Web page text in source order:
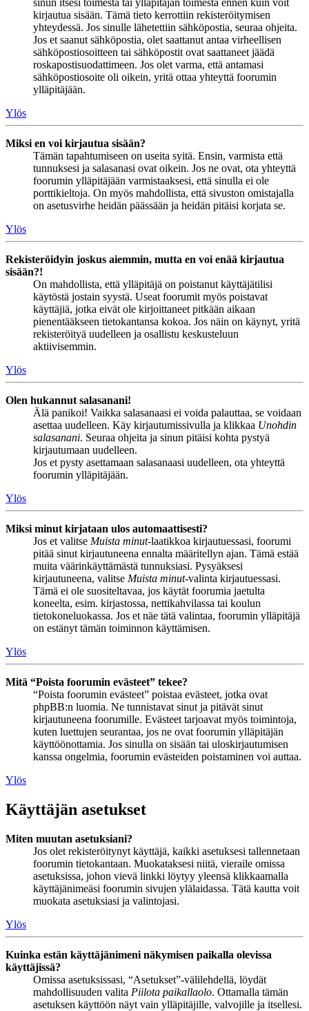
sinun itsesi toimesta tai ylläpitäjän toimesta ennen kuin voit
kirjautua sisään. Tämä tieto kerrottiin rekisteröitymisen
yhteydessä. Jos sinulle lähetettiin sähköpostia, seuraa ohjeita.
Jos et saanut sähköpostia, olet saattanut antaa virheellisen
sähköpostiosoitteen tai sähköpostit ovat saattaneet jäädä
roskapostisuodattimeen. Jos olet varma, että antamasi
sähköpostiosoite oli oikein, yritä ottaa yhteyttä foorumin
ylläpitäjään.
Ylös
Miksi en voi kirjautua sisään?
Tämän tapahtumiseen on useita syitä. Ensin, varmista että
tunnuksesi ja salasanasi ovat oikein. Jos ne ovat, ota yhteyttä
foorumin ylläpitäjään varmistaaksesi, että sinulla ei ole
porttikieltoja. On myös mahdollista, että sivuston omistajalla
on asetusvirhe heidän päässään ja heidän pitäisi korjata se.
Ylös
Rekisteröidyin joskus aiemmin, mutta en voi enää kirjautua
sisään?!
On mahdollista, että ylläpitäjä on poistanut käyttäjätilisi
käytöstä jostain syystä. Useat foorumit myös poistavat
käyttäjiä, jotka eivät ole kirjoittaneet pitkään aikaan
pienentääkseen tietokantansa kokoa. Jos näin on käynyt, yritä
rekisteröityä uudelleen ja osallistu keskusteluun
aktiivisemmin.
Ylös
Olen hukannut salasanani!
Älä panikoi! Vaikka salasanaasi ei voida palauttaa, se voidaan
asettaa uudelleen. Käy kirjautumissivulla ja klikkaa Unohdin
salasanani. Seuraa ohjeita ja sinun pitäisi kohta pystyä
kirjautumaan uudelleen.
Jos et pysty asettamaan salasanaasi uudelleen, ota yhteyttä
foorumin ylläpitäjään.
Ylös
Miksi minut kirjataan ulos automaattisesti?
Jos et valitse Muista minut-laatikkoa kirjautuessasi, foorumi
pitää sinut kirjautuneena ennalta määritellyn ajan. Tämä estää
muita väärinkäyttämästä tunnuksiasi. Pysyäksesi
kirjautuneena, valitse Muista minut-valinta kirjautuessasi.
Tämä ei ole suositeltavaa, jos käytät foorumia jaetulta
koneelta, esim. kirjastossa, nettikahvilassa tai koulun
tietokoneluokassa. Jos et näe tätä valintaa, foorumin ylläpitäjä
on estänyt tämän toiminnon käyttämisen.
Ylös
Mitä “Poista foorumin evästeet” tekee?
“Poista foorumin evästeet” poistaa evästeet, jotka ovat
phpBB:n luomia. Ne tunnistavat sinut ja pitävät sinut
kirjautuneena foorumille. Evästeet tarjoavat myös toimintoja,
kuten luettujen seurantaa, jos ne ovat foorumin ylläpitäjän
käyttöönottamia. Jos sinulla on sisään tai uloskirjautumisen
kanssa ongelmia, foorumin evästeiden poistaminen voi auttaa.
Ylös
Käyttäjän asetukset
Miten muutan asetuksiani?
Jos olet rekisteröitynyt käyttäjä, kaikki asetuksesi tallennetaan
foorumin tietokantaan. Muokataksesi niitä, vieraile omissa
asetuksissa, johon vievä linkki löytyy yleensä klikkaamalla
käyttäjänimeäsi foorumin sivujen ylälaidassa. Tätä kautta voit
muokata asetuksiasi ja valintojasi.
Ylös
Kuinka estän käyttäjänimeni näkymisen paikalla olevissa
käyttäjissä?
Omissa asetuksissasi, “Asetukset”-välilehdellä, löydät
mahdollisuuden valita Piilota paikallaolo. Ottamalla tämän
asetuksen käyttöön näyt vain ylläpitäjille, valvojille ja itsellesi.